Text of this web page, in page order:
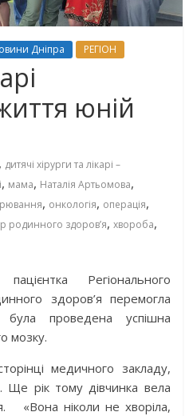
Дніпра РЕГІОН
юній
, дитячі хірурги та лікарі –
, мама, Наталія Артьомова,
, онкологія, операція,
родинного здоров’я,хвороба,
Регіонального
здоров’я перемогла
проведена успішна
мозку.
медичного закладу,
Ще рік тому дівчинка вела
«Вона ніколи не хворіла,